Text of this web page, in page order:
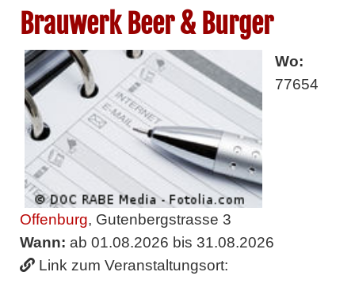
Brauwerk Beer & Burger
Wo:
77654
Offenburg, Gutenbergstrasse 3
Wann: ab 01.08.2026 bis 31.08.2026
Link zum Veranstaltungsort: